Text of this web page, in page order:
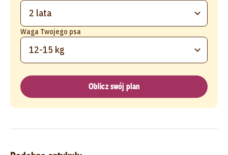
2 lata
Waga Twojego psa
12-15 kg
Oblicz swój plan